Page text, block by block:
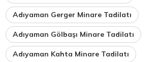
Adıyaman Gerger Minare Tadilatı
Adıyaman Gölbaşı Minare Tadilatı
Adıyaman Kahta Minare Tadilatı